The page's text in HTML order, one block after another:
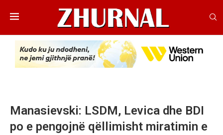
Manasievski: LSDM, Levica dhe BDI
po e pengojnë qëllimisht miratimin e